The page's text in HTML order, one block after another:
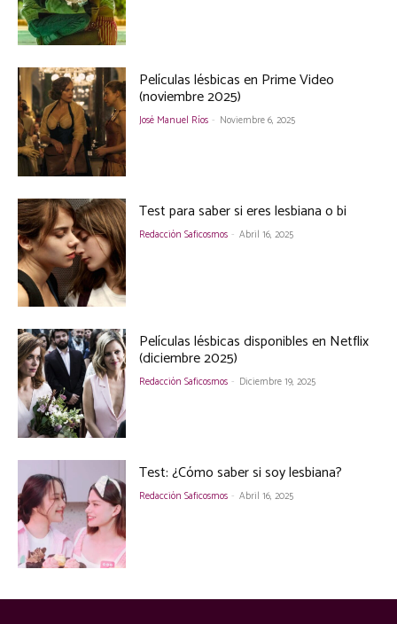
Películas lésbicas en Prime Video
(noviembre 2025)
José Manuel Ríos - Noviembre 6, 2025
Test para saber si eres lesbiana o bi
Redacción Saficosmos - Abril 16, 2025
Películas lésbicas disponibles en Netflix
(diciembre 2025)
Redacción Saficosmos - Diciembre 19, 2025
Test: ¿Cómo saber si soy lesbiana?
Redacción Saficosmos - Abril 16, 2025